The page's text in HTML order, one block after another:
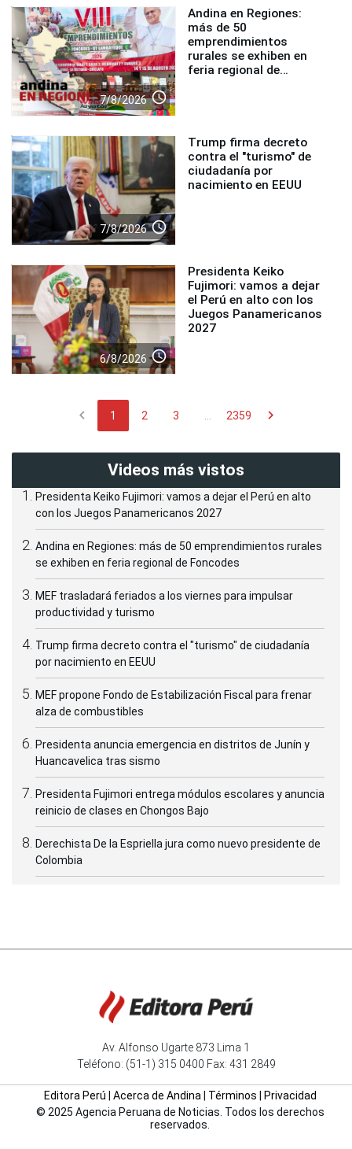
7/8/2026 access_time
Andina en Regiones:
más de 50
emprendimientos
rurales se exhiben en
feria regional de
7/8/2026 access_time
Trump firma decreto
contra el "turismo" de
ciudadanía por
nacimiento en EEUU
6/8/2026 access_time
Presidenta Keiko
Fujimori: vamos a dejar
el Perú en alto con los
Juegos Panamericanos
2027
chevron_left 1 2 3 ... 2359 chevron_right
Videos más vistos
Presidenta Keiko Fujimori: vamos a dejar el Perú en alto
con los Juegos Panamericanos 2027
Andina en Regiones: más de 50 emprendimientos rurales
se exhiben en feria regional de Foncodes
MEF trasladará feriados a los viernes para impulsar
productividad y turismo
Trump firma decreto contra el "turismo" de ciudadanía
por nacimiento en EEUU
MEF propone Fondo de Estabilización Fiscal para frenar
alza de combustibles
Presidenta anuncia emergencia en distritos de Junín y
Huancavelica tras sismo
Presidenta Fujimori entrega módulos escolares y anuncia
reinicio de clases en Chongos Bajo
Derechista De la Espriella jura como nuevo presidente de
Colombia
Av. Alfonso Ugarte 873 Lima 1
Teléfono: (51-1) 315 0400 Fax: 431 2849
Editora Perú Acerca de Andina| Términos
Privacidad
© 2025 Agencia Peruana de Noticias. Todos los derechos
reservados.